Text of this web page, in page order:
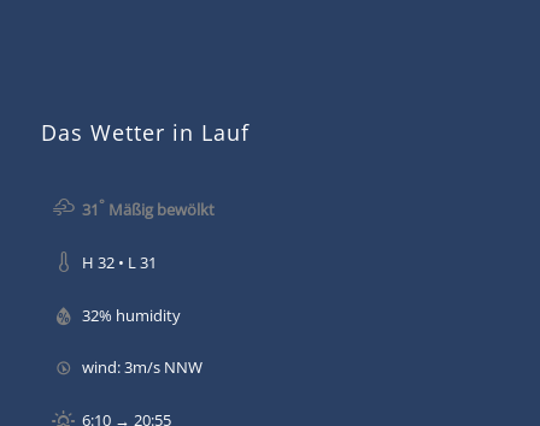
Das Wetter in Lauf
31°Mäßig bewölkt
H 32 • L 31
32% humidity
wind: 3m/s NNW
6:10 → 20:55